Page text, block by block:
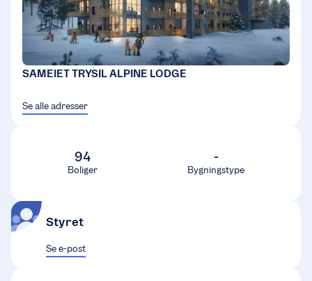
SAMEIET TRYSIL ALPINE LODGE
Se alle adresser
94
Boliger
-
Bygningstype
Styret
Se e-post